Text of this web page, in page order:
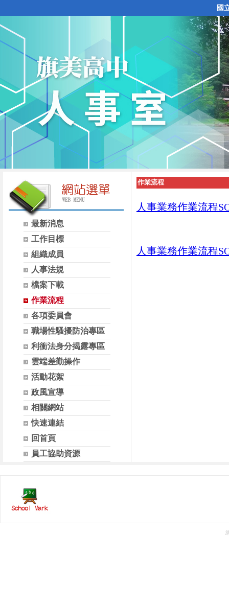
國
最新消息
工作目標
組織成員
人事法規
檔案下載
作業流程
各項委員會
職場性騷擾防治專區
利衝法身分揭露專區
雲端差勤操作
活動花絮
政風宣導
相關網站
快速連結
回首頁
員工協助資源
作業流程
人事業務作業流程
人事業務作業流程